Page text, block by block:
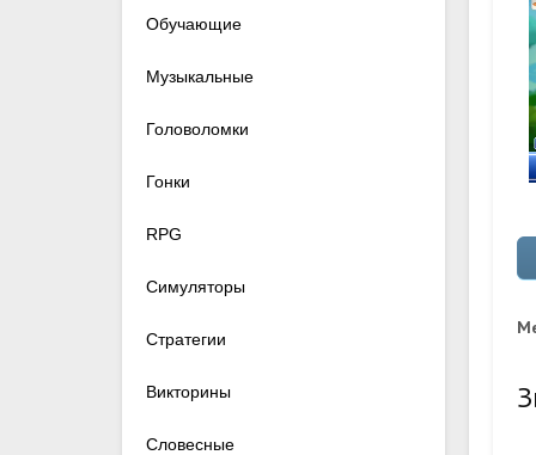
Обучающие
Музыкальные
Головоломки
Гонки
RPG
Симуляторы
Стратегии
Викторины
Словесные